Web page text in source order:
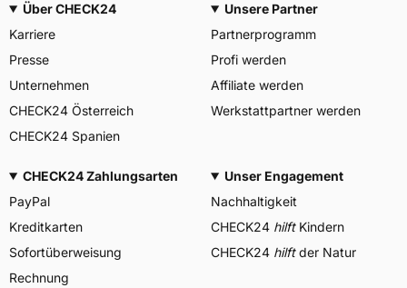
Über CHECK24
Karriere
Presse
Unternehmen
CHECK24 Österreich
CHECK24 Spanien
Unsere Partner
Partnerprogramm
Profi werden
Affiliate werden
Werkstattpartner werden
CHECK24 Zahlungsarten
PayPal
Kreditkarten
Sofortüberweisung
Rechnung
Unser Engagement
Nachhaltigkeit
CHECK24 hilftKindern
CHECK24 hilftder Natur